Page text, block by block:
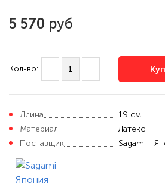
5 570 руб
Кол-во:
Длина
19 см
Материал
Латекс
Поставщик
Sagami -